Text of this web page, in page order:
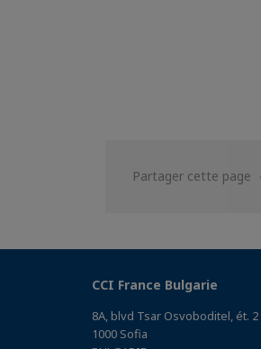
Partager cette page
CCI France Bulgarie
8A, blvd Tsar Osvoboditel, ét. 2
1000 Sofia